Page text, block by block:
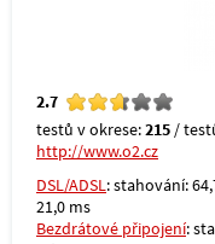
2.7
testů v okrese:215 /
http://www.o2.cz
DSL/ADSL: stahování:
21,0 ms
Bezdrátové připojení: